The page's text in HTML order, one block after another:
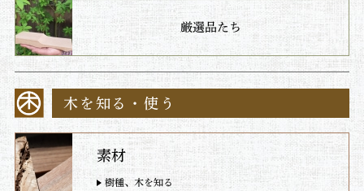
厳選品たち
木を知る・使う
素材
樹種、木を知る